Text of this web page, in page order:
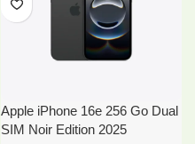
Apple iPhone 16e 256 Go Dual
SIM Noir Edition 2025